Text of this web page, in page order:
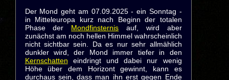
Der Mond geht am 07.09.2025 - ein Sonntag -
in Mitteleuropa kurz nach Beginn der totalen
Phase der Mondfinsternis auf, wird aber
zunächst am noch hellen Himmel wahrscheinlich
nicht sichtbar sein. Da es nur sehr allmählich
dunkler wird, der Mond immer tiefer in den
Kernschatten eindringt und dabei nur wenig
Höhe über dem Horizont gewinnt, kann es
durchaus sein, dass man ihn erst gegen Ende